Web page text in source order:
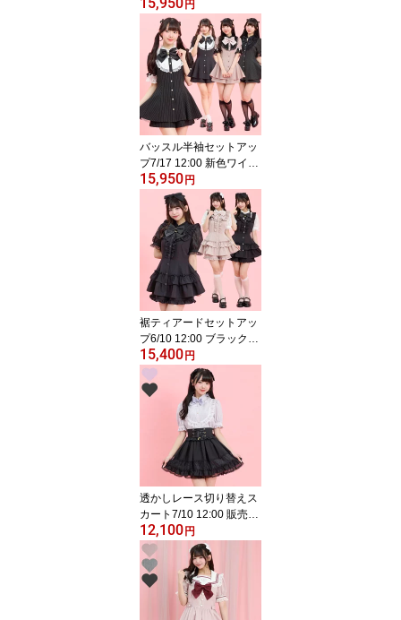
ンク・ストライプクロ再
入荷4/22 12:00 販売スタ
ートsecrethoney シー
クレットハニー シーハ
ニ 量産型 地雷系 参
戦服 レディース 可愛
い 無地 ストライプ
ピンク ブラック 黒
円
バッスル半袖セットアッ
プ7/17 12:00 新色ワイン
登場4/15 12:00 販売スタ
ートsecrethoney シー
クレットハニー シーハ
ニ 量産型 地雷系 参
戦服 レディース 可
愛い 半袖 無地 スト
ライプ ピンク グレ
ー ブラック 黒 レー
15,950円
裾ティアードセットアッ
プ6/10 12:00 ブラック再
入荷4/3 12:00 販売スタ
ートsecrethoney シー
クレットハニー シーハ
ニ 量産型 地雷系 参
戦服 レディース 可愛
い 半袖 無地 ピン
ク ブラック 黒
15,400円
透かしレース切り替えス
カート7/10 12:00 販売ス
タートsecrethoney シ
ークレットハニー シー
ハニ 量産型 地雷系
双子コーデ 参戦服 レ
ディース ガーリー ラ
ベンダー 黒 ブラック
12,100円